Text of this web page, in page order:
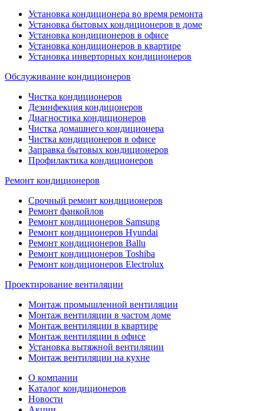
Установка кондиционера во время ремонта
Установка бытовых кондиционеров в доме
Установка кондиционеров в офисе
Установка кондиционеров в квартире
Установка инверторных кондиционеров
Обслуживание кондиционеров
Чистка кондиционеров
Дезинфекция кондицонеров
Диагностика кондиционеров
Чистка домашнего кондиционера
Чистка кондиционеров в офисе
Заправка бытовых кондиционеров
Профилактика кондиционеров
Ремонт кондиционеров
Срочный ремонт кондиционеров
Ремонт фанкойлов
Ремонт кондиционеров Samsung
Ремонт кондиционеров Hyundai
Ремонт кондиционеров Ballu
Ремонт кондиционеров Toshibа
Ремонт кондиционеров Electrolux
Проектирование вентиляции
Монтаж промышленной вентиляции
Монтаж вентиляции в частом доме
Монтаж вентиляции в квартире
Монтаж вентиляции в офисе
Установка вытяжной вентиляции
Монтаж вентиляции на кухне
О компании
Каталог кондиционеров
Новости